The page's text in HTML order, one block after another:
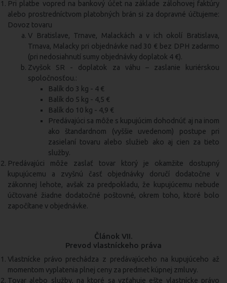
Pri platbe vopred na bankový účet na základe zálohovej faktúry
alebo prostredníctvom platobných brán si za dopravné účtujeme:
Dovoz tovaru
V Bratislave, Trnave, Malackách a v ich okolí Bratislava,
Trnava, Malacky pri objednávke nad 30 € bez DPH zadarmo
(pri nedosiahnutí sumy objednávky doplatok 4 €).
Zvyšok SR - doplatok za váhu – zaslanie kuriérskou
spoločnosťou.:
Balík do 3 kg - 4 €
Balík do 5 kg - 4,5 €
Balík do 10 kg - 4,9 €
Predávajúci sa môže s kupujúcim dohodnúť aj na inom
ako štandardnom (vyššie uvedenom) postupe pri
zasielaní tovaru alebo služieb ako aj cien za tieto
služby.
Predávajúci môže zaslať tovar ktorý je okamžite dostupný
kupujúcemu a zvyšnú časť objednávky doručí dodatočne v
zákonnej lehote, avšak za predpokladu, že kupujúcemu nebude
účtované žiadne dodatočné poštovné, okrem toho, ktoré bolo
započítane v objednávke.
Článok VII.
Prevod vlastníckeho práva
Vlastnícke právo prechádza z predávajúceho na kupujúceho až
momentom vyplatenia plnej ceny za predmet kúpnej zmluvy.
Tovar alebo služby, na ktoré sa vzťahuje ešte vlastnícke právo